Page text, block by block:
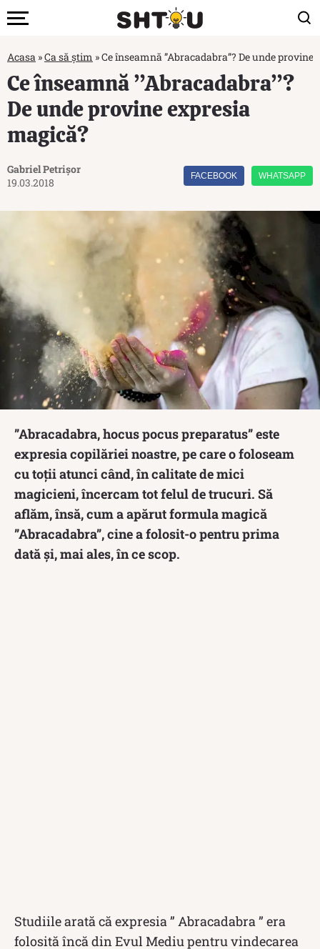
Acasa »Ca să știm »Ce înseamnă ”Abracadabra”? De unde provine
Ce înseamnă ”Abracadabra”?
De unde provine expresia
magică?
Gabriel Petrișor
19.03.2018
FACEBOOK WHATSAPP
”Abracadabra, hocus pocus preparatus” este
expresia copilăriei noastre, pe care o foloseam
cu toții atunci când, în calitate de mici
magicieni, încercam tot felul de trucuri. Să
aflăm, însă, cum a apărut formula magică
”Abracadabra”, cine a folosit-o pentru prima
dată și, mai ales, în ce scop.
Studiile arată că expresia ” Abracadabra ” era
folosită încă din Evul Mediu pentru vindecarea